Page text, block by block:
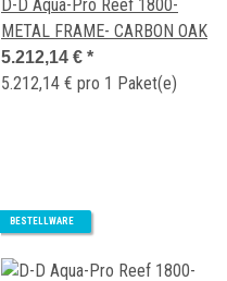
D-D Aqua-Pro Reef 1800-
METAL FRAME- CARBON OAK
5.212,14 € *
5.212,14 € pro 1 Paket(e)
BESTELLWARE